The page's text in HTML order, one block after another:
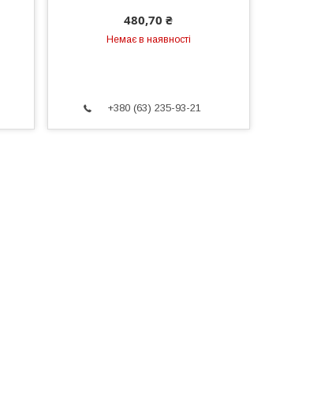
480,70 ₴
Немає в наявності
+380 (63) 235-93-21